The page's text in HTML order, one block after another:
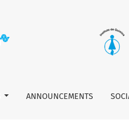
ANNOUNCEMENTS